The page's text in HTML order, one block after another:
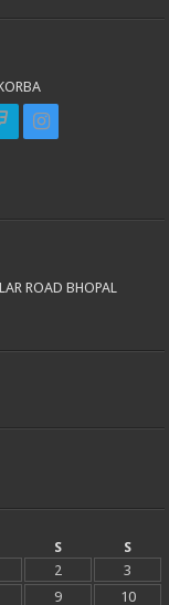
ROAD BHOPAL
S
S
2
3
9 10